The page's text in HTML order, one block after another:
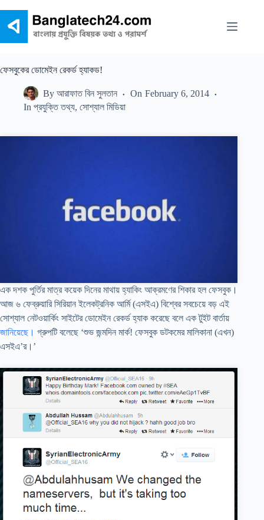
content
ফেসবুকের ডোমেইন রেকর্ড হ্যাকড!
By আরাফাত বিন সুলতান On February 6, 2014
In প্রযুক্তি তথ্য,সোশ্যাল মিডিয়া
এক দশক পুর্তির মাত্র কয়েক দিনের মাথায় হ্যাকিং আক্রমণের শিকার হল ফেসবুক।
আজ ৬ ফেব্রুয়ারি সিরিয়ান ইলেকট্রনিক আর্মি (এসইএ) বিশ্বের সবচেয়ে বড় এই
সোশ্যাল নেটওয়ার্কিং সাইটের ডোমেইন রেকর্ড হ্যাক করেছে বলে এক টুইট বার্তায়
জানিয়েছে। গ্রুপটি বলেছে ‘শুভ জন্মদিন মার্ক! ফেসবুক ডটকমের মালিকানা (এখন)
এসইএ’র।’